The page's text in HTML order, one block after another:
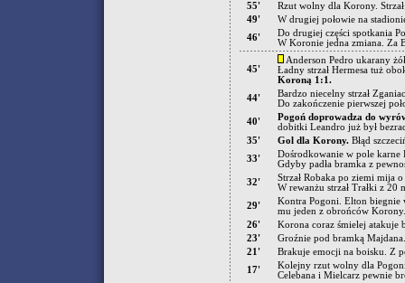
55'
Rzut wolny dla Korony.
49'
W drugiej połowie na
46'
Do drugiej części spotkania
W Koronie jedna zmiana. Za
45'
Anderson Pedro ukarany
Ładny strzał Hermesa tuż
Koroną 1:1.
44'
Bardzo niecelny strzał
Do zakończenie pierwszej
40'
Pogoń doprowadza do
dobitki Leandro już był
35'
Gol dla Korony. Błąd
33'
Dośrodkowanie w pole karne
Gdyby padła bramka z
32'
Strzał Robaka po ziemi mija
W rewanżu strzał Trałki z
29'
Kontra Pogoni. Elton biegnie
mu jeden z obrońców Korony.
26'
Korona coraz śmielej atakuje
23'
Groźnie pod bramką
21'
Brakuje emocji na boisku. Z
17'
Kolejny rzut wolny dla
Celebana i Mielcarz pewnie